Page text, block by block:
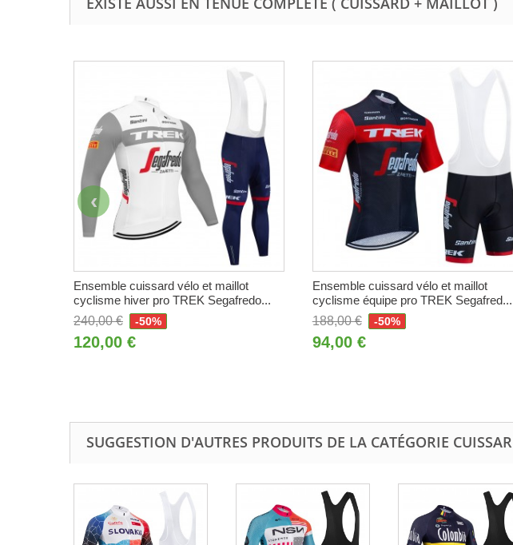
Ensemble cuissard vélo et maillot
cyclisme hiver pro TREK Segafredo...
240,00 €
-50%
120,00 €
Ensemble cuissard vélo et maillot
cyclisme équipe pro TREK Segafred...
188,00 €
-50%
94,00 €
SUGGESTION D'AUTRES PRODUITS DE LA CATÉGORIE